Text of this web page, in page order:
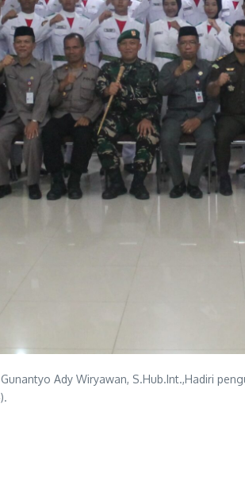
Ady Wiryawan, S.Hub.Int.,Hadiri